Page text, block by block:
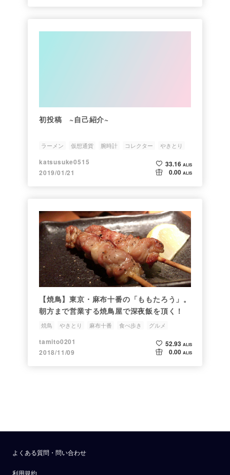
初投稿 ~自己紹介~
ラーメン 仮想通貨 腕時計 コレクター やきとり
katsusuke0515
2019/01/21
33.16 ALIS
0.00 ALIS
【焼鳥】東京・麻布十番の「ももたろう」。
朝方まで営業する焼鳥屋で深夜飯を頂く！
焼鳥 やきとり 麻布十番 食べ歩き グルメ
tamito0201
2018/11/09
52.93 ALIS
0.00 ALIS
よくある質問・問い合わせ
利用規約